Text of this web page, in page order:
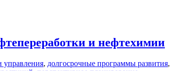
и нефтехимии
управления, долгосрочные программы развития,